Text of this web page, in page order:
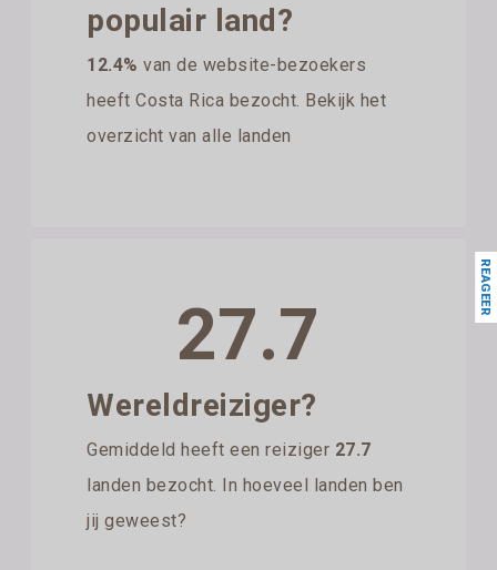
populair land?
12.4% van de website-bezoekers
heeft Costa Rica bezocht. Bekijk het
overzicht van alle landen
27.7
Wereldreiziger?
Gemiddeld heeft een reiziger 27.7
landen bezocht. In hoeveel landen ben
jij geweest?
REAGEER